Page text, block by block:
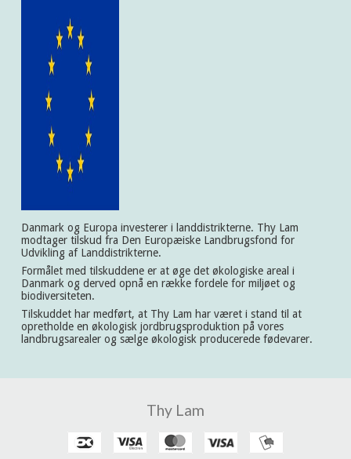
Danmark og Europa investerer i landdistrikterne. Thy Lam
modtager tilskud fra Den Europæiske Landbrugsfond for
Udvikling af Landdistrikterne.
Formålet med tilskuddene er at øge det økologiske areal i
Danmark og derved opnå en række fordele for miljøet og
biodiversiteten.
Tilskuddet har medført, at Thy Lam har været i stand til at
opretholde en økologisk jordbrugsproduktion på vores
landbrugsarealer og sælge økologisk producerede fødevarer.
Thy Lam